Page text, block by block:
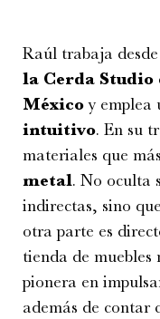
Raúl trabaja
la Cerda Studio
Méxicoy emplea
intuitivo. En su
materiales que
metal. No oculta
indirectas, sino
otra parte es
tienda de
pionera en
además de contar